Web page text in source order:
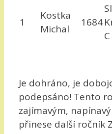
1
Kostka
Michal
1684
C
Je dohráno, je
podepsáno! Tento
zajímavým,
přinese další ročník